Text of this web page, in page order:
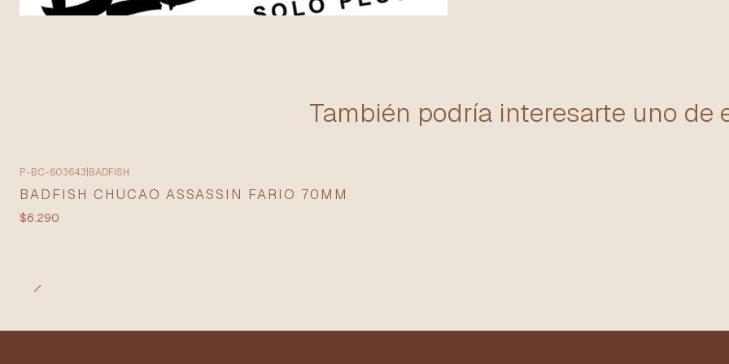
También podría interesarte uno de
P-BC-603643 BADFISH
BADFISH CHUCAO ASSASSIN FARIO 70MM
$6.290